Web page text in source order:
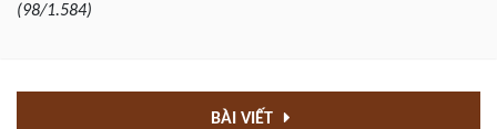
(98/1.584)
BÀI VIẾT